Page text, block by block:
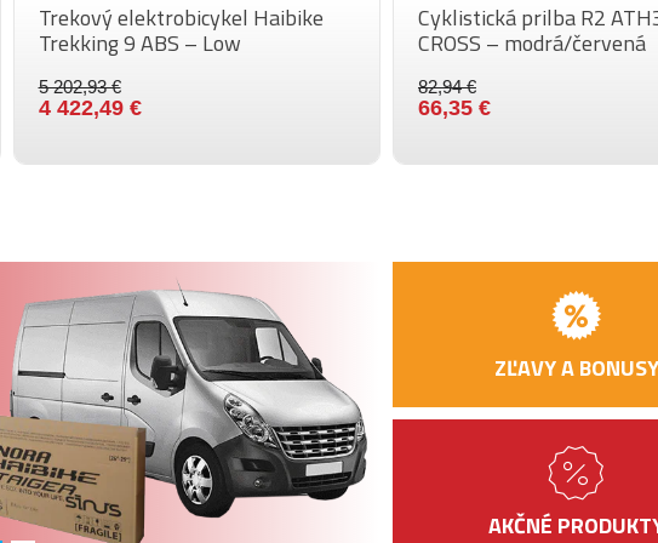
PLÁŠTE
SADA
KOLIES
PREDSTAVEC
HLAVOVÉ ZLOŽENIE
SEDLO
SEDLOVKA
Trekový elektrobicykel Haibike
Trekking 9 ABS – Low
5 202,93 €
4 422,49 €
Cyklistická prilba R2
CROSS – modrá/červená
82,94 €
66,35 €
ZĽAVY A BONUSY
AKČNÉ